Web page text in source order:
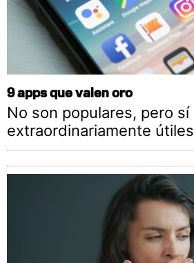
9 apps que valen oro
No son populares, pero sí
extraordinariamente útiles